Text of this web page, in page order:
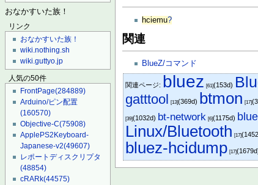
おなかすいた族！
リンク
おなかすいた族！
wiki.nothing.sh
wiki.guttyo.jp
人気の50件
FrontPage(284889)
Arduino/ピン配置
(160570)
Objective-C(75908)
ApplePS2Keyboard-
Japanese-v2(49607)
レポートディスクリプタ
(48854)
cRARk(44575)
hciemu?
関連
BlueZ/コマンド
関連ページ: bluez [61](153d)
gatttool [13](369d) btmon [17]
[39](1032d) bt-network [6](1175d)
Linux/Bluetooth [17]
bluez-hcidump [17]